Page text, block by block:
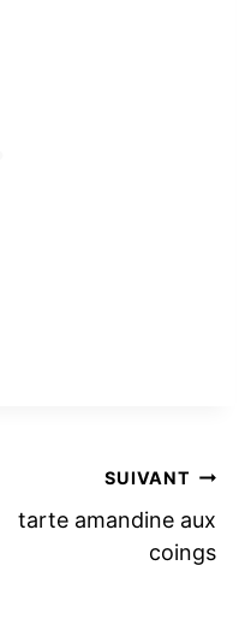
SUIVANT
tarte amandine aux
coings